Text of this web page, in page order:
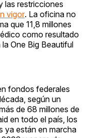
las restricciones
vigor. La oficina no
que 11,8 millones
como resultado
One Big Beautiful
fondos federales
según un
de 68 millones de
en todo el país, los
ya están en marcha